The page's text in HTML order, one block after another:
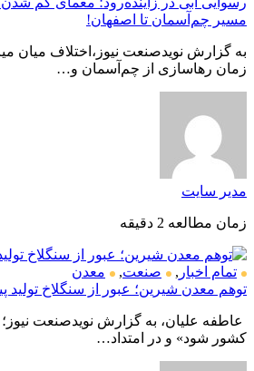
مسیر چم‌آسمان تا اصفهان!
به گزارش نویدصنعت نیوز،اختلاف میان
زمان رهاسازی از چم‌آسمان و…
مدیر سایت
زمان مطالعه 2 دقیقه
تمام اخبار , صنعت,
معدن
توهم معدن شیرین؛ عبور از سنگلاخ تولید
عاطفه علیان، به گزارش نویدصنعت
کشور شود» و در امتداد…